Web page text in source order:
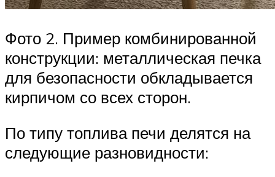
Фото 2. Пример комбинированной
конструкции: металлическая печка
для безопасности обкладывается
кирпичом со всех сторон.
По типу топлива печи делятся на
следующие разновидности: